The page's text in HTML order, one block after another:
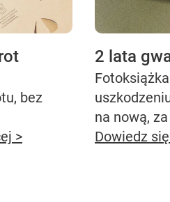
bez
>
2 lata
Fotoksiążka
na nową,
Dowiedz